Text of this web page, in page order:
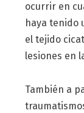
ocurrir en
haya tenido
el tejido
lesiones en
También a